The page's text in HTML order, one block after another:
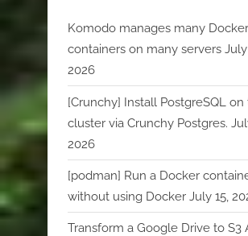
Komodo manages many Docker
containers on many servers
2026
[Crunchy] Install PostgreSQL
cluster via Crunchy Postgres.
2026
[podman] Run a Docker
without using Docker July 15,
Transform a Google Drive to S3